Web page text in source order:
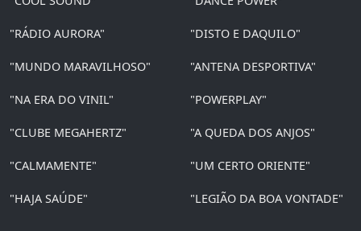
"RÁDIO AURORA" "DISTO E DAQUILO"
"MUNDO MARAVILHOSO" "ANTENA DESPORTIVA"
"NA ERA DO VINIL" "POWERPLAY"
"CLUBE MEGAHERTZ" "A QUEDA DOS ANJOS"
"CALMAMENTE" "UM CERTO ORIENTE"
"HAJA SAÚDE" "LEGIÃO DA BOA VONTADE"